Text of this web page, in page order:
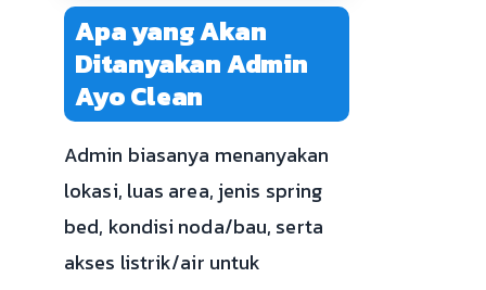
Apa yang Akan
Ditanyakan Admin
Ayo Clean
Admin biasanya menanyakan
lokasi, luas area, jenis spring
bed, kondisi noda/bau, serta
akses listrik/air untuk